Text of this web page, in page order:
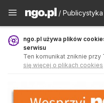
Publicystyka -
/ Publicystyka
ngo.pl używa plików
serwisu
Ten komunikat zniknie
się więcej o plikach cookies